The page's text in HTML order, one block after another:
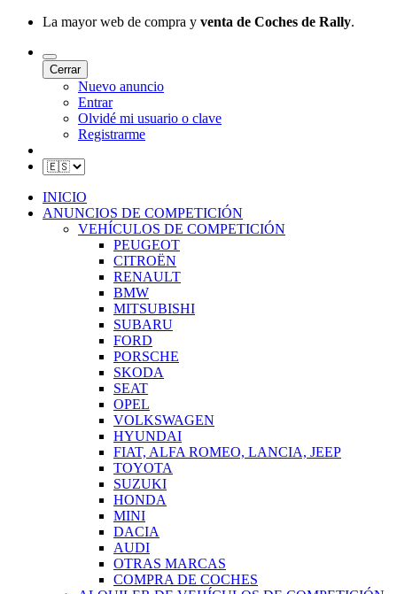
La mayor web de compra y venta de Coches de Rally.
Cerrar
Nuevo anuncio
Entrar
Olvidé mi usuario o clave
Registrarme
INICIO
ANUNCIOS DE COMPETICIÓN
VEHÍCULOS DE COMPETICIÓN
PEUGEOT
CITROËN
RENAULT
BMW
MITSUBISHI
SUBARU
FORD
PORSCHE
SKODA
SEAT
OPEL
VOLKSWAGEN
HYUNDAI
FIAT, ALFA ROMEO, LANCIA, JEEP
TOYOTA
SUZUKI
HONDA
MINI
DACIA
AUDI
OTRAS MARCAS
COMPRA DE COCHES